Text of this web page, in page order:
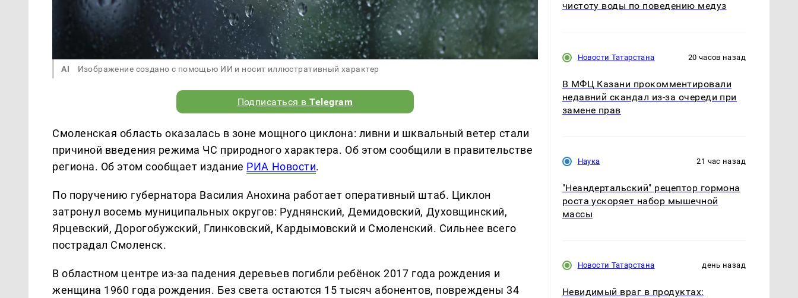
AI Изображение создано с помощью ИИ и носит иллюстративный характер
Подписаться вTelegram
Смоленская область оказалась в зоне мощного циклона: ливни и шквальный ветер стали
причиной введения режима ЧС природного характера. Об этом сообщили в правительстве
региона. Об этом сообщает издание РИА Новости.
По поручению губернатора Василия Анохина работает оперативный штаб. Циклон
затронул восемь муниципальных округов: Руднянский, Демидовский, Духовщинский,
Ярцевский, Дорогобужский, Глинковский, Кардымовский и Смоленский. Сильнее всего
пострадал Смоленск.
В областном центре из-за падения деревьев погибли ребёнок 2017 года рождения и
женщина 1960 года рождения. Без света остаются 15 тысяч абонентов, повреждены 34
чистоту воды по поведению медуз
Новости Татарстана 20 часов назад
В МФЦ Казани прокомментировали
недавний скандал из-за очереди при
замене прав
Наука 21 час назад
"Неандертальский" рецептор гормона
роста ускоряет набор мышечной
массы
Новости Татарстана день назад
Невидимый враг в продуктах: